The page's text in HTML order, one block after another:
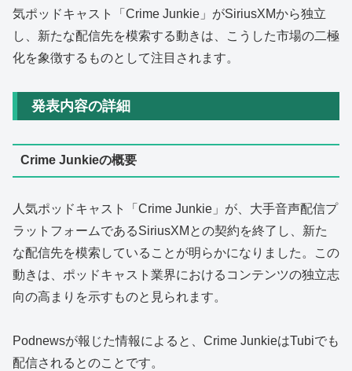
気ポッドキャスト「Crime Junkie」がSiriusXMから独立
し、新たな配信先を模索する動きは、こうした市場の二極
化を象徴するものとして注目されます。
発表内容の詳細
Crime Junkieの概要
人気ポッドキャスト「Crime Junkie」が、大手音声配信プ
ラットフォームであるSiriusXMとの契約を終了し、新た
な配信先を模索していることが明らかになりました。この
動きは、ポッドキャスト業界におけるコンテンツの独立志
向の高まりを示すものと見られます。
Podnewsが報じた情報によると、Crime JunkieはTubiでも
配信されるとのことです。